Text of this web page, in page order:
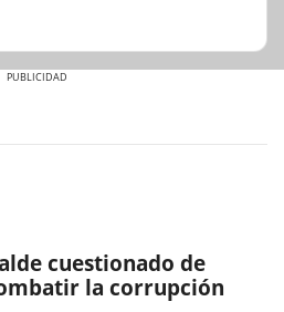
cuestionado de
la corrupción